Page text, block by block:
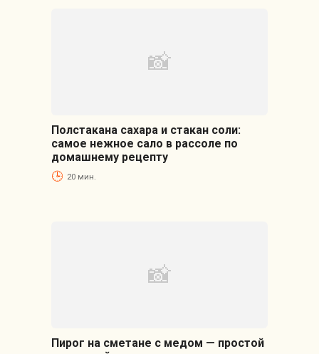
Полстакана сахара и стакан соли:
самое нежное сало в рассоле по
домашнему рецепту
20 мин.
Пирог на сметане с медом — простой